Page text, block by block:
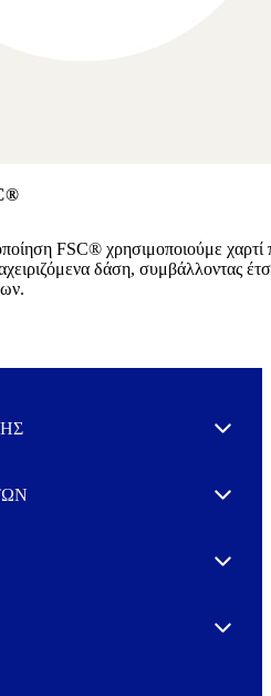
FSC® χρησιμοποιούμε χαρτί
δάση, συμβάλλοντας
Expand
Expand
Expand
Expand